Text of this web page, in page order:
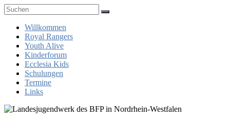
Zum
Inhalt
springen
Landesjugendwerk
des
BFP
Nordrhein-
Westfalen
Menü
Willkommen
Royal Rangers
Youth Alive
Kinderforum
Ecclesia Kids
Schulungen
Termine
Links